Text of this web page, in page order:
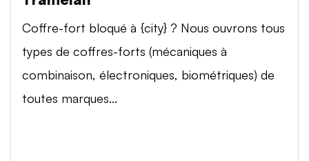
Coffre-fort bloqué à {city} ? Nous ouvrons tous
types de coffres-forts (mécaniques à
combinaison, électroniques, biométriques) de
toutes marques...